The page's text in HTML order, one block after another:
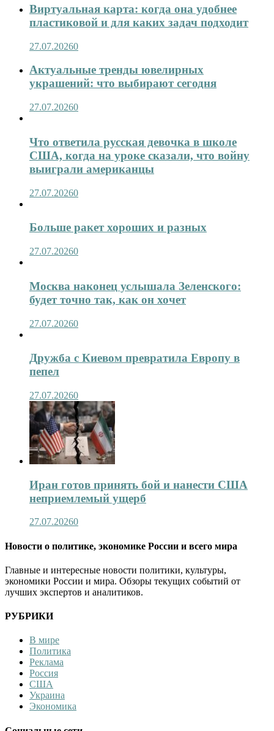
Виртуальная карта: когда она удобнее
пластиковой и для каких задач подходит
27.07.20260
Актуальные тренды ювелирных
украшений: что выбирают сегодня
27.07.20260
Что ответила русская девочка в школе
США, когда на уроке сказали, что войну
выиграли американцы
27.07.20260
Больше ракет хороших и разных
27.07.20260
Москва наконец услышала Зеленского:
будет точно так, как он хочет
27.07.20260
Дружба с Киевом превратила Европу в
пепел
27.07.20260
Иран готов принять бой и нанести США
неприемлемый ущерб
27.07.20260
Новости о политике, экономике России и всего мира
Главные и интересные новости политики, культуры,
экономики России и мира. Обзоры текущих событий от
лучших экспертов и аналитиков.
РУБРИКИ
В мире
Политика
Реклама
Россия
США
Украина
Экономика